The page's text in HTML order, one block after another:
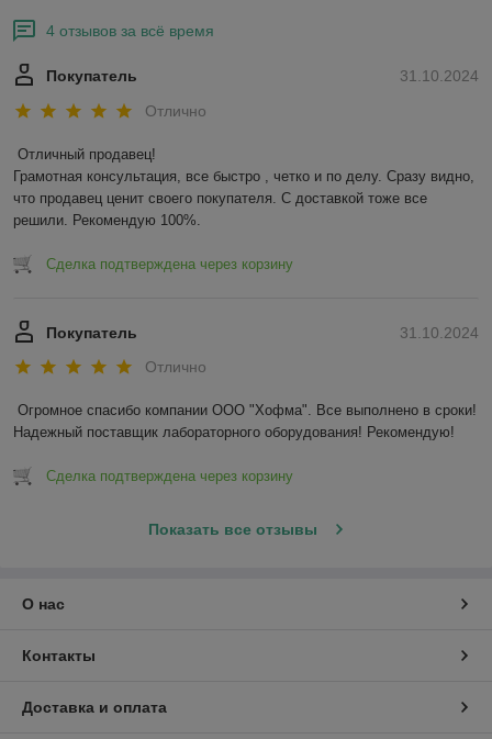
4 отзывов за всё время
31.10.2024
Покупатель
Отлично
Отличный продавец!
Грамотная консультация, все быстро , четко и по делу. Сразу видно,
что продавец ценит своего покупателя. С доставкой тоже все
решили. Рекомендую 100%.
Сделка подтверждена через корзину
31.10.2024
Покупатель
Отлично
Огромное спасибо компании ООО "Хофма". Все выполнено в сроки!
Надежный поставщик лабораторного оборудования! Рекомендую!
Сделка подтверждена через корзину
Показать все отзывы
О нас
Контакты
Доставка и оплата